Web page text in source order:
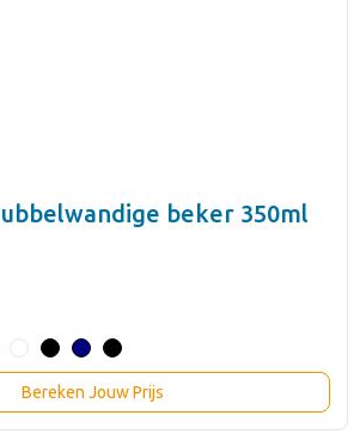
beker 350ml
Bereken Jouw Prijs